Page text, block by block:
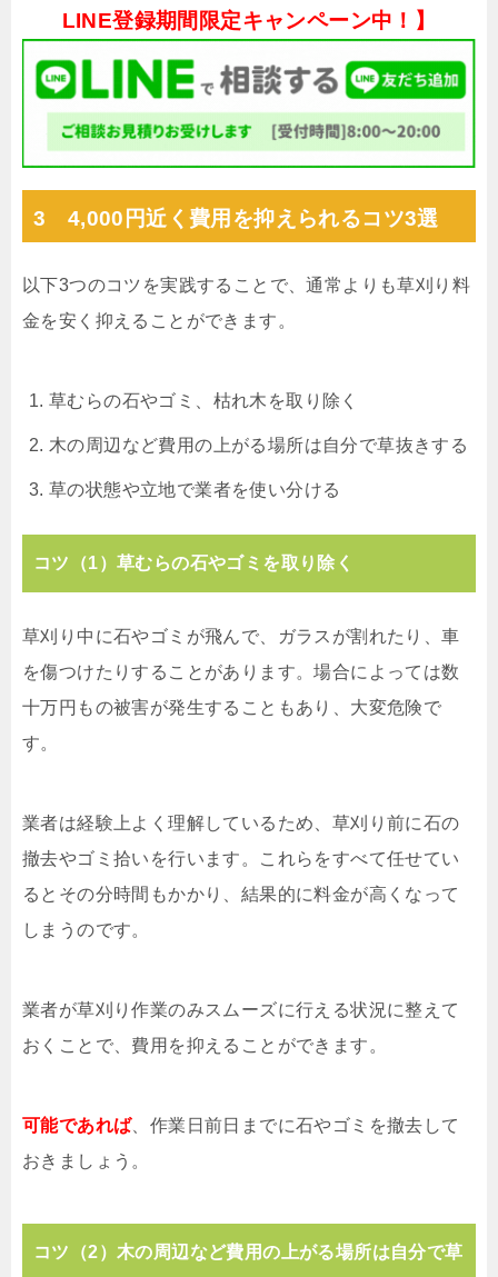
LINE登録期間限定キャンペーン中！】
3 4,000円近く費用を抑えられるコツ3選
以下3つのコツを実践することで、通常よりも草刈り料
金を安く抑えることができます。
草むらの石やゴミ、枯れ木を取り除く
木の周辺など費用の上がる場所は自分で草抜きする
草の状態や立地で業者を使い分ける
コツ（1）草むらの石やゴミを取り除く
草刈り中に石やゴミが飛んで、ガラスが割れたり、車
を傷つけたりすることがあります。場合によっては数
十万円もの被害が発生することもあり、大変危険で
す。
業者は経験上よく理解しているため、草刈り前に石の
撤去やゴミ拾いを行います。これらをすべて任せてい
るとその分時間もかかり、結果的に料金が高くなって
しまうのです。
業者が草刈り作業のみスムーズに行える状況に整えて
おくことで、費用を抑えることができます。
可能であれば、作業日前日までに石やゴミを撤去して
おきましょう。
コツ（2）木の周辺など費用の上がる場所は自分で草